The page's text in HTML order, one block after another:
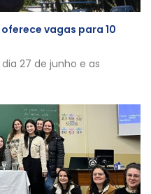
vagas para 10
27 de junho e as